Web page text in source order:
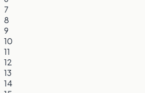
7
8
9
10
11
12
13
14